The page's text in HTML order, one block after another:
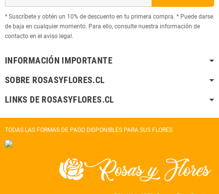
* Suscríbete y obtén un 10% de descuento en tu primera compra. * Puede darse
de baja en cualquier momento. Para ello, consulte nuestra información de
contacto en el aviso legal.
INFORMACIÓN IMPORTANTE
SOBRE ROSASYFLORES.CL
LINKS DE ROSASYFLORES.CL
TODAS LAS FORMAS DE PAGO DISPONIBLES PARA SUS FLORES